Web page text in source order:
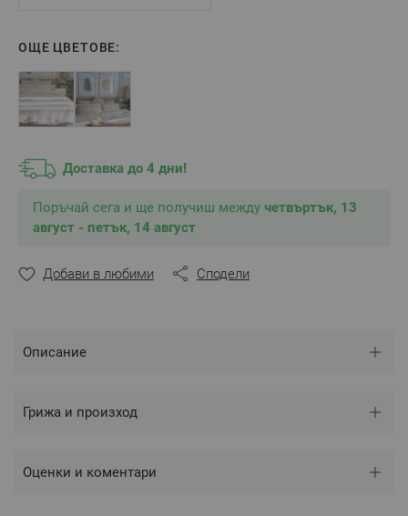
каландриран (омекотен) в последния етап, без да се
естественият си вид.
Пликът се затваря с кокосови копчета по цялата
ширина.
Състав: 100% Суров памук ранфорс
Размери:
Спален плик – 200/215 см – 1 брой
настройките на използваното устройство.
ОЩЕ ЦВЕТОВЕ:
Доставка до 4 дни!
Поръчай сега и ще получиш между четвъртък, 13
август - петък, 14 август
Добави в любими Сподели
Описание
Грижа и произход
Оценки и коментари